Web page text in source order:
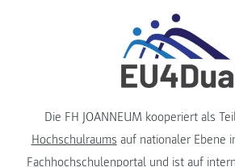
Die FH JOANNEUM kooperiert als
Hochschulraums auf nationaler Ebene
Fachhochschulenportalund ist auf